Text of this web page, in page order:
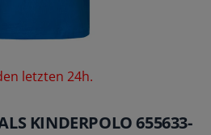
letzten 24h.
KINDERPOLO 655633-